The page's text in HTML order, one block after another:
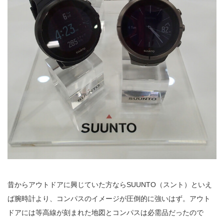
昔からアウトドアに興じていた方ならSUUNTO（スント）といえ
ば腕時計より、コンパスのイメージが圧倒的に強いはず。アウト
ドアには等高線が刻まれた地図とコンパスは必需品だったので